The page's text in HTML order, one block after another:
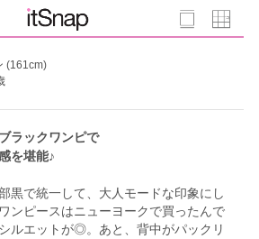
(161cm)
ラックワンピで
を堪能♪
黒で統一して、大人モードな印象にし
ピースはニューヨークで買ったんで
ルエットが◎。あと、背中がパックリ